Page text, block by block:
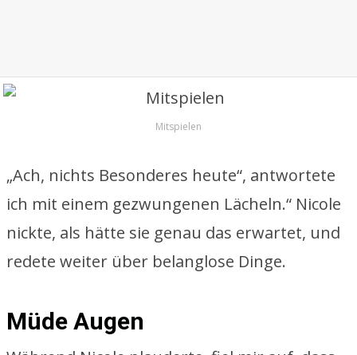
Mitspielen
„Ach, nichts Besonderes heute“, antwortete
ich mit einem gezwungenen Lächeln.“ Nicole
nickte, als hätte sie genau das erwartet, und
redete weiter über belanglose Dinge.
Müde Augen